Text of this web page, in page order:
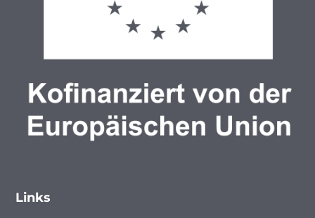
Links